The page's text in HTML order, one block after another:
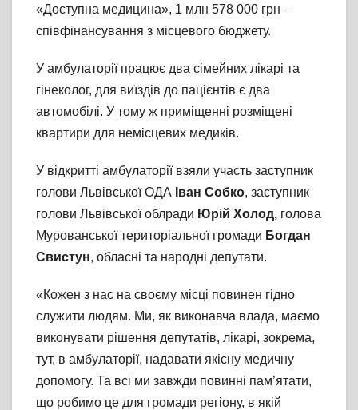
«Доступна медицина», 1 млн 578 000 грн –
співфінансування з місцевого бюджету.
У амбулаторії працює два сімейних лікарі та
гінеколог, для виїздів до пацієнтів є два
автомобілі. У тому ж приміщенні розміщені
квартири для немісцевих медиків.
У відкритті амбулаторії взяли участь заступник
голови Львівської ОДА Іван Собко, заступник
голови Львівської облради Юрій Холод, голова
Мурованської територіальної громади Богдан
Свистун, обласні та народні депутати.
«Кожен з нас на своєму місці повинен гідно
служити людям. Ми, як виконавча влада, маємо
виконувати рішення депутатів, лікарі, зокрема,
тут, в амбулаторії, надавати якісну медичну
допомогу. Та всі ми завжди повинні пам’ятати,
що робимо це для громади регіону, в якій